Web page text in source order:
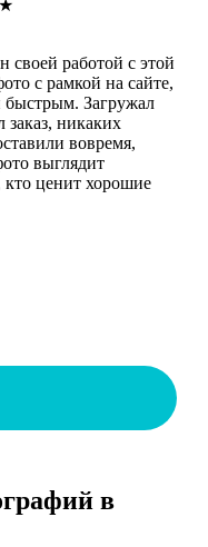
★
своей работой с этой
с рамкой на сайте,
быстрым. Загружал
заказ, никаких
вовремя,
выглядит
ценит хорошие
в